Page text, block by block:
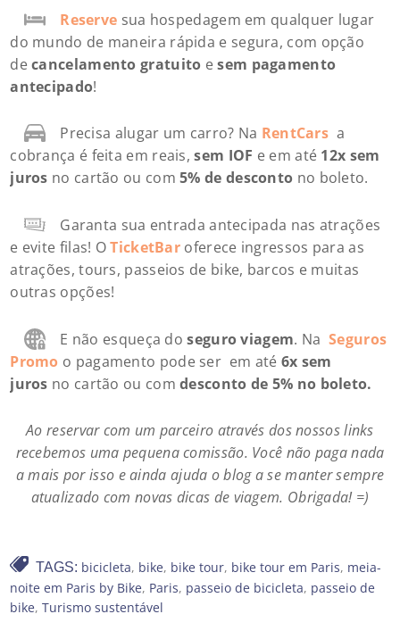
Reserve sua hospedagem em qualquer lugar
do mundo de maneira rápida e segura, com opção
decancelamento gratuito esem pagamento
antecipado!
Precisa alugar um carro? Na RentCars a
cobrança é feita em reais,sem IOF e em até 12x sem
juros no cartão ou com 5% de desconto no boleto.
Garanta sua entrada antecipada nas atrações
e evite filas! OTicketBar oferece ingressos para as
atrações, tours, passeios de bike, barcos e muitas
outras opções!
E não esqueça doseguro viagem. NaSeguros
Promo o pagamento pode ser em até 6x sem
juros no cartão ou comdesconto de 5% no boleto.
Ao reservar com um parceiro através dos nossos links
recebemos uma pequena comissão. Você não paga nada
a mais por isso e ainda ajuda o blog a se manter sempre
atualizado com novas dicas de viagem. Obrigada! =)
TAGS: bicicleta, bike, bike tour, bike tour em Paris, meia-
noite em Paris by Bike, Paris, passeio de bicicleta, passeio de
bike,Turismo sustentável